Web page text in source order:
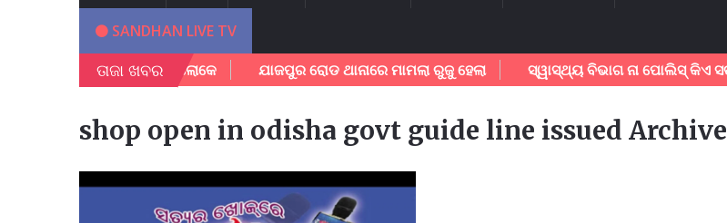
SANDHAN LIVE TV
ତାଜା ଖବର
ବର୍ତ୍ତିଲେ ପରିବାର ଲୋକେ ଯାଜପୁର ରୋଡ ଥାନାରେ ମାମଲା ରୁଜୁ ହେଲା ସ୍ୱାସ୍ଥ୍ୟ ବିଭାଗ ନା ପୋଲିସ୍ କିଏ ସତ କହୁଛି
shop open in odisha govt guide line issued Archive